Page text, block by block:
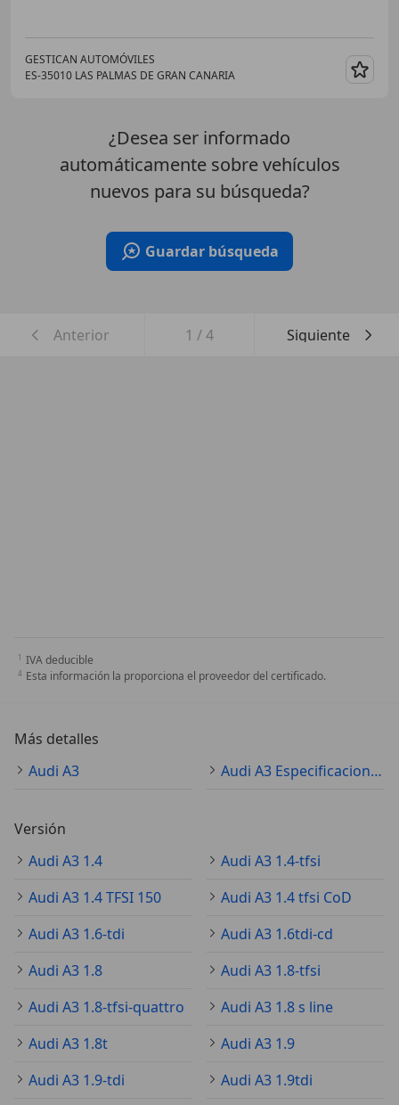
GESTICAN AUTOMÓVILES
ES-35010 LAS PALMAS DE GRAN CANARIA
¿Desea ser informado
automáticamente sobre vehículos
nuevos para su búsqueda?
Guardar búsqueda
Anterior 1 /4 Siguiente
IVA deducible
Esta información la proporciona el proveedor del certificado.
Más detalles
Audi A3
Audi A3 Especificaciones técnicas
Versión
Audi A3 1.4
Audi A3 1.4-tfsi
Audi A3 1.4 TFSI 150
Audi A3 1.4 tfsi CoD
Audi A3 1.6-tdi
Audi A3 1.6tdi-cd
Audi A3 1.8
Audi A3 1.8-tfsi
Audi A3 1.8-tfsi-quattro
Audi A3 1.8 s line
Audi A3 1.8t
Audi A3 1.9
Audi A3 1.9-tdi
Audi A3 1.9tdi